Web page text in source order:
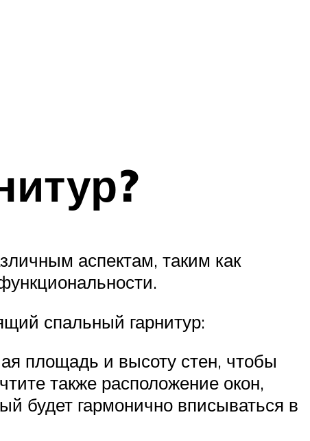
аспектам, таким как
спальный гарнитур:
площадь и высоту стен, чтобы
также расположение окон,
будет гармонично вписываться в